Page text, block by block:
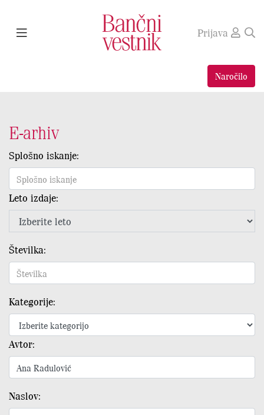
Prijava
Naročilo
E-arhiv
Splošno iskanje:
Leto izdaje:
Številka:
Kategorije:
Avtor:
Naslov: